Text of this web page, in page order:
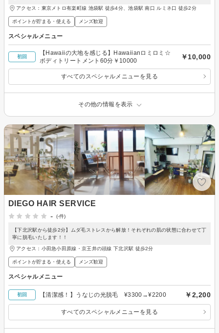
アクセス：東京メトロ有楽町線 池袋駅 徒歩4分、池袋駅 南口 ルミネ口 徒歩2分
ポイントが貯まる・使える メンズ歓迎
スペシャルメニュー
初回
【Hawaiiの大地を感じる】Hawaiianロミロミ☆
ボディトリートメント60分￥10000
￥10,000
すべてのスペシャルメニューを見る
その他の情報を表示
DIEGO HAIR SERVICE
-
(-件)
【下北沢駅から徒歩2分】ムダ毛ストレスから解放！それぞれの肌の状態に合わせて丁
寧に脱毛いたします！！
アクセス：小田急小田原線・京王井の頭線 下北沢駅 徒歩2分
ポイントが貯まる・使える メンズ歓迎
スペシャルメニュー
初回 【清潔感！】うなじの光脱毛 ¥3300→¥2200 ￥2,200
すべてのスペシャルメニューを見る